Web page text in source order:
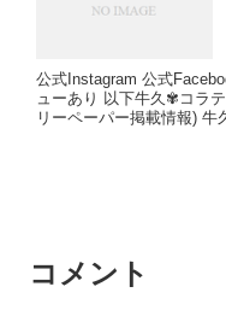
公式Instagram 公式
ューあり 以下牛久✾コラ
リーペーパー掲載情報) 牛
コメント